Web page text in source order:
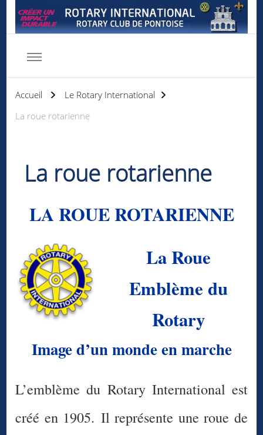
Accueil
Le Rotary International
La roue rotarienne
La roue rotarienne
LA ROUE ROTARIENNE
La Roue
Emblème du
Rotary
Image d’un monde en marche
L’emblème du Rotary International est
créé en 1905. Il représente une roue de